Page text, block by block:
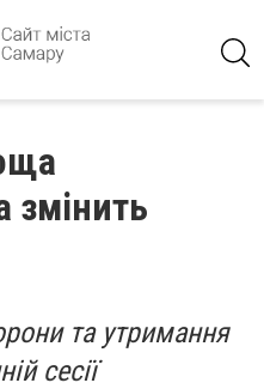
змінить
та утримання
сесії